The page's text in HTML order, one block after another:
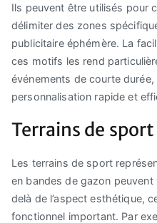
Ils peuvent être utilisés pour
délimiter des zones
publicitaire éphémère. La
ces motifs les rend
événements de courte
personnalisation rapide et
Terrains de
Les terrains de sport
en bandes de gazon
delà de l’aspect esthétique,
fonctionnel important. Par